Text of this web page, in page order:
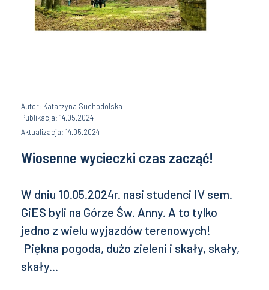
Autor: Katarzyna Suchodolska
Publikacja: 14.05.2024
Aktualizacja: 14.05.2024
Wiosenne wycieczki czas zacząć!
W dniu 10.05.2024r. nasi studenci IV sem.
GiES byli na Górze Św. Anny. A to tylko
jedno z wielu wyjazdów terenowych!
Piękna pogoda, dużo zieleni i skały, skały,
skały...